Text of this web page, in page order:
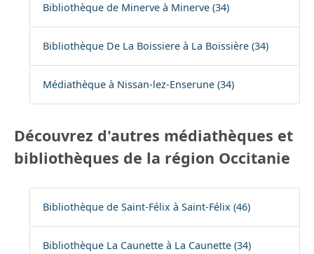
Bibliothèque de Minerve à Minerve (34)
Bibliothèque De La Boissiere à La Boissière (34)
Médiathèque à Nissan-lez-Enserune (34)
Découvrez d'autres médiathèques et
bibliothèques de la région Occitanie
Bibliothèque de Saint-Félix à Saint-Félix (46)
Bibliothèque La Caunette à La Caunette (34)